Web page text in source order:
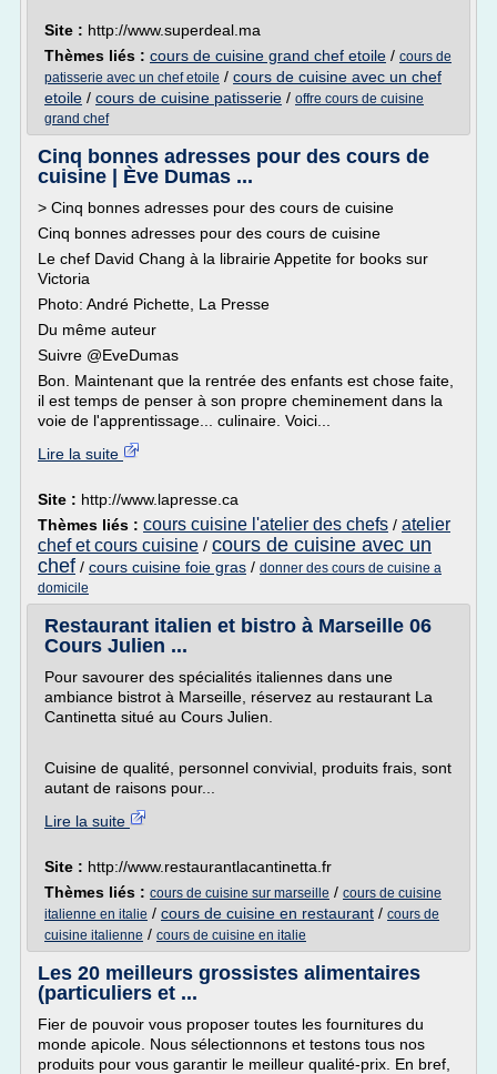
Site : http://www.superdeal.ma
Thèmes liés : cours de cuisine grand chef etoile / cours de
patisserie avec un chef etoile / cours de cuisine avec un chef
etoile / cours de cuisine patisserie / offre cours de cuisine
grand chef
Cinq bonnes adresses pour des cours de
cuisine | Ève Dumas ...
> Cinq bonnes adresses pour des cours de cuisine
Cinq bonnes adresses pour des cours de cuisine
Le chef David Chang à la librairie Appetite for books sur
Victoria
Photo: André Pichette, La Presse
Du même auteur
Suivre @EveDumas
Bon. Maintenant que la rentrée des enfants est chose faite,
il est temps de penser à son propre cheminement dans la
voie de l'apprentissage... culinaire. Voici...
Lire la suite
Site : http://www.lapresse.ca
Thèmes liés : cours cuisine l'atelier des chefs / atelier
chef et cours cuisine / cours de cuisine avec un
chef / cours cuisine foie gras / donner des cours de cuisine a
domicile
Restaurant italien et bistro à Marseille 06
Cours Julien ...
Pour savourer des spécialités italiennes dans une
ambiance bistrot à Marseille, réservez au restaurant La
Cantinetta situé au Cours Julien.
Cuisine de qualité, personnel convivial, produits frais, sont
autant de raisons pour...
Lire la suite
Site : http://www.restaurantlacantinetta.fr
Thèmes liés : cours de cuisine sur marseille / cours de cuisine
italienne en italie / cours de cuisine en restaurant / cours de
cuisine italienne / cours de cuisine en italie
Les 20 meilleurs grossistes alimentaires
(particuliers et ...
Fier de pouvoir vous proposer toutes les fournitures du
monde apicole. Nous sélectionnons et testons tous nos
produits pour vous garantir le meilleur qualité-prix. En bref,